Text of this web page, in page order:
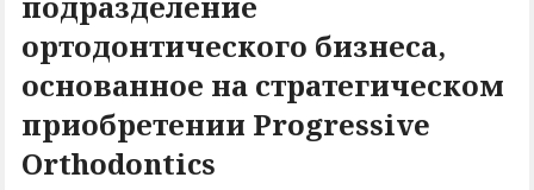
ортодонтического бизнеса,
основанное на стратегическом
приобретении Progressive
Orthodontics